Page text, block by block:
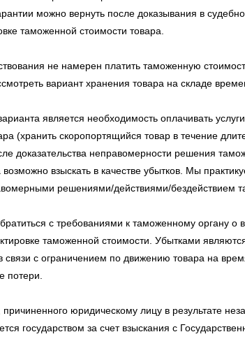
можно вернуть после доказывания в
таможенной стоимости товара.
не намерен платить таможенную
вариант хранения товара на складе
является необходимость оплачивать
(хранить скоропортящийся товар в течение
доказательства неправомерности решения
взыскать в качестве убытков. Мы
решениями/действиями/бездействием
с требованиями к таможенному органу
таможенной стоимости. Убытками
связи с ограничением по движению товара на
потери.
юридическому лицу в результате
государством за счет взыскания с